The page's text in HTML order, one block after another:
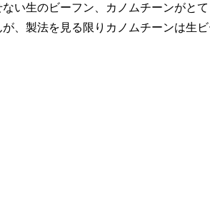
い生のビーフン、カノムチーンがとて
、製法を見る限りカノムチーンは生